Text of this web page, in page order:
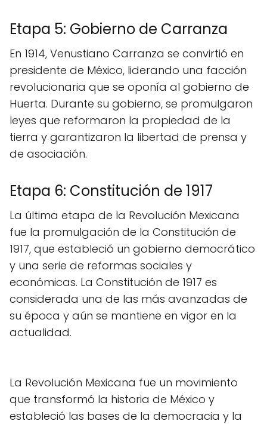
Etapa 5: Gobierno de Carranza
En 1914, Venustiano Carranza se convirtió en
presidente de México, liderando una facción
revolucionaria que se oponía al gobierno de
Huerta. Durante su gobierno, se promulgaron
leyes que reformaron la propiedad de la
tierra y garantizaron la libertad de prensa y
de asociación.
Etapa 6: Constitución de 1917
La última etapa de la Revolución Mexicana
fue la promulgación de la Constitución de
1917, que estableció un gobierno democrático
y una serie de reformas sociales y
económicas. La Constitución de 1917 es
considerada una de las más avanzadas de
su época y aún se mantiene en vigor en la
actualidad.
La Revolución Mexicana fue un movimiento
que transformó la historia de México y
estableció las bases de la democracia y la